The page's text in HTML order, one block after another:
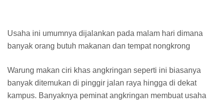
Usaha ini umumnya dijalankan pada malam hari dimana
banyak orang butuh makanan dan tempat nongkrong
Warung makan ciri khas angkringan seperti ini biasanya
banyak ditemukan di pinggir jalan raya hingga di dekat
kampus. Banyaknya peminat angkringan membuat usaha